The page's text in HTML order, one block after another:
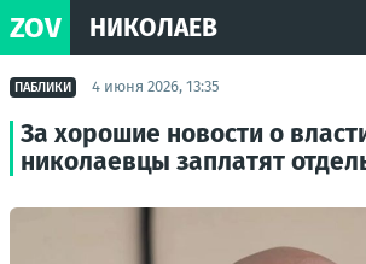
ZOV НИКОЛАЕВ
ПАБЛИКИ 4 июня 2026, 13:35
За хорошие новости о
николаевцы заплатят